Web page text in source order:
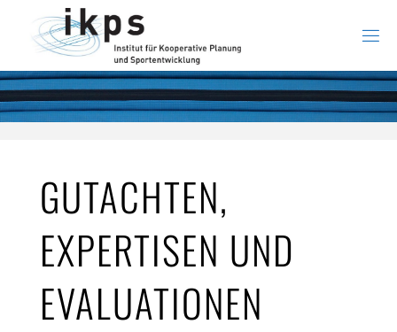
springen
GUTACHTEN,
EXPERTISEN UND
EVALUATIONEN